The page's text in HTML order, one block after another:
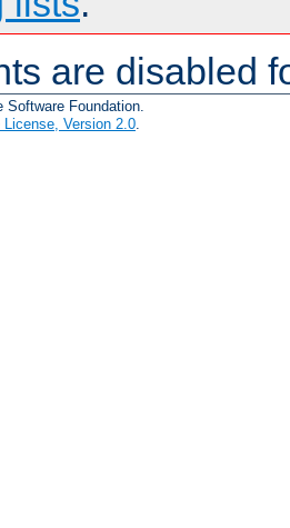
are disabled
Foundation.
License, Version 2.0